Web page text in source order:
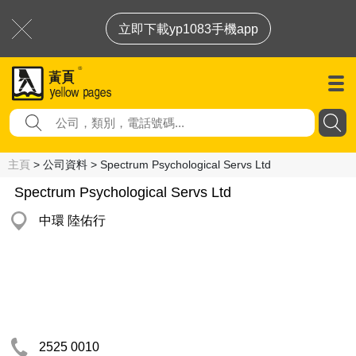
立即下載yp1083手機app
主頁 > 公司資料 > Spectrum Psychological Servs Ltd
Spectrum Psychological Servs Ltd
中環 陸佑行
2525 0010